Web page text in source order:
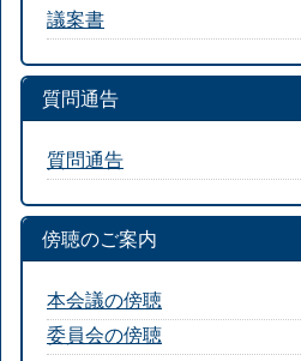
議案書
質問通告
質問通告
傍聴のご案内
本会議の傍聴
委員会の傍聴